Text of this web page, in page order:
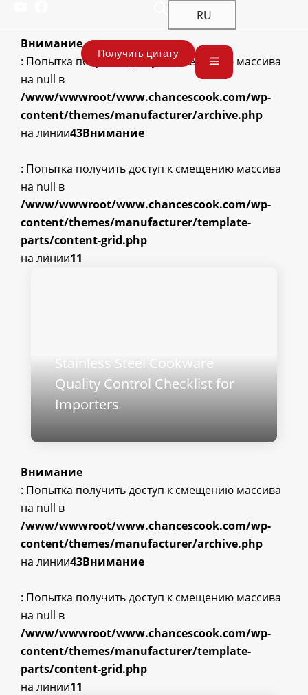
RU
Получить цитату
Внимание
: Попытка получить доступ к смещению массива
на null в
/www/wwwroot/www.chancescook.com/wp-
content/themes/manufacturer/archive.php
на линии43Внимание
: Попытка получить доступ к смещению массива
на null в
/www/wwwroot/www.chancescook.com/wp-
content/themes/manufacturer/template-
parts/content-grid.php
на линии11
Stainless Steel Cookware
Quality Control Checklist for
Importers
Внимание
: Попытка получить доступ к смещению массива
на null в
/www/wwwroot/www.chancescook.com/wp-
content/themes/manufacturer/archive.php
на линии43Внимание
: Попытка получить доступ к смещению массива
на null в
/www/wwwroot/www.chancescook.com/wp-
content/themes/manufacturer/template-
parts/content-grid.php
на линии11